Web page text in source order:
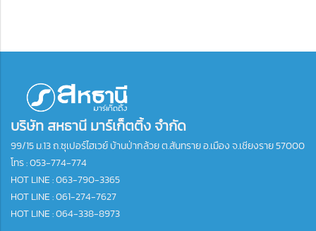
บริษัท สหธานี มาร์เก็ตติ้ง จำกัด
99/15 ม.13 ถ.ซุเปอร์ไฮเวย์ บ้านป่ากล้วย ต.สันทราย อ.เมือง จ.เชียงราย 57000
โทร :053-774-774
HOT LINE : 063-790-3365
HOT LINE : 061-274-7627
HOT LINE : 064-338-8973